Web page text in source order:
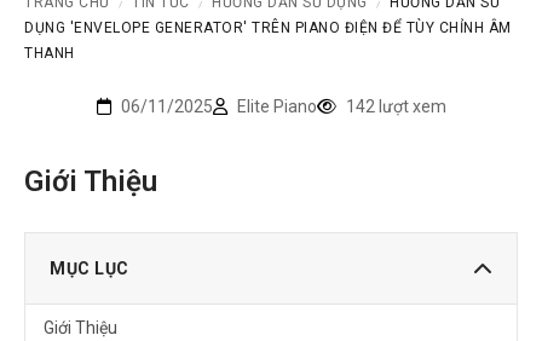
/ / /
DỤNG 'ENVELOPE GENERATOR' TRÊN PIANO ĐIỆN ĐỂ TÙY CHỈNH ÂM
THANH
06/11/2025 Elite Piano 142 lượt xem
Giới Thiệu
MỤC LỤC
Giới Thiệu